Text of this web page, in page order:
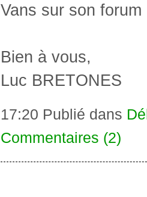
Vans sur son
Bien à vous,
Luc BRETONES
17:20 Publié dans
Commentaires (2)